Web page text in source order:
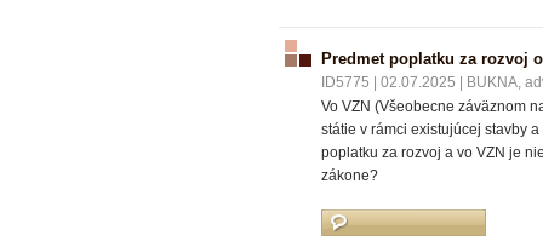
Predmet poplatku za rozvoj
ID5775 02.07.2025
BUKNA,
Vo VZN (Všeobecne záväznom
státie v rámci existujúcej stavby
poplatku za rozvoj a vo VZN je
zákone?